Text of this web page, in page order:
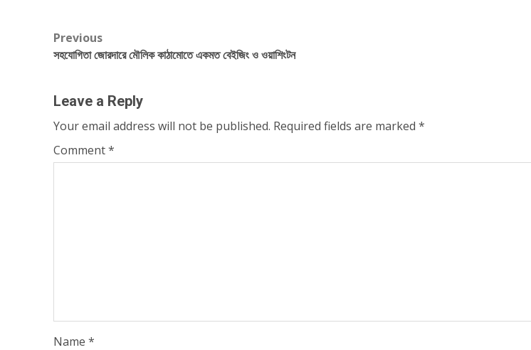
Post
Previous
সহযোগিতা জোরদারে মৌলিক কাঠামোতে একমত বেইজিং ও ওয়াশিংটন
Leave a Reply
Your email address will not be published. Required fields are marked *
Comment*
Name *